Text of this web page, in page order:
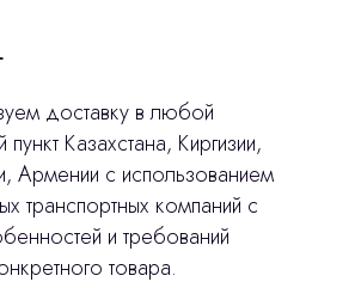
доставку в любой
Казахстана, Киргизии,
Армении с использованием
транспортных компаний с
и требований
товара.